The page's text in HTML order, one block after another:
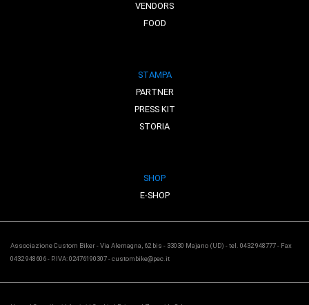
VENDORS
FOOD
STAMPA
PARTNER
PRESS KIT
STORIA
SHOP
E-SHOP
Associazione Custom Biker - Via Alemagna, 62 bis - 33030 Majano (UD) - tel. 0432 948777 - Fax
0432 948606 - P.IVA: 02476190307 - custombike@pec.it